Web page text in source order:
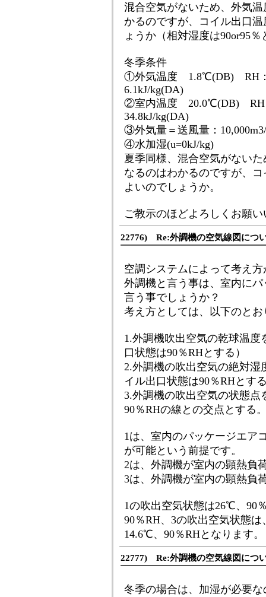
混合空気がないため、外気
かるのですが、コイル出口
ょうか（相対湿度は90or95
冬季条件
①外気温度 1.8℃(DB) RH
6.1kJ/kg(DA)
②室内温度 20.0℃(DB) RH
34.8kJ/kg(DA)
③外気量＝送風量：
④水加湿(u=0kJ/kg)
夏季同様、混合空気がない
なるのはわかるのですが、
よいのでしょうか。
ご教示のほどよろしくお願
22776) Re:外調機の空気線図につ
空調システムによって考え
外調機と言う事は、室内に
言う事でしょうか？
考え方としては、以下のとお
1.外調機吹出空気の乾球温
口状態は90％RHとする）
2.外調機の吹出空気の絶対
イル出口状態は90％RHとす
3.外調機の吹出空気の状態点
90％RHの線との交点とする
1は、室内のパッケージエア
が可能という前提です。
2は、外調機が室内の顕熱負
3は、外調機が室内の顕熱負
1の吹出空気状態は26℃、90
90％RH、3の吹出空気状態
14.6℃、90％RHとなります。
22777) Re:外調機の空気線図につ
冬季の場合は、加湿が必要